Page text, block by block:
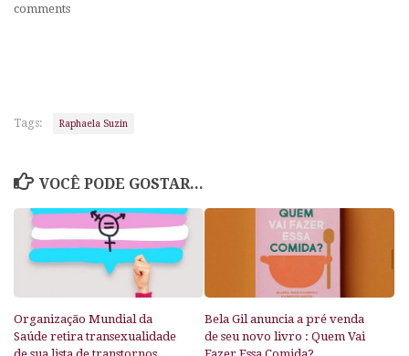
comments
Tags: Raphaela Suzin
VOCÊ PODE GOSTAR...
Organização Mundial da
Saúde retira transexualidade
Bela Gil anuncia a pré venda
de seu novo livro : Quem Vai